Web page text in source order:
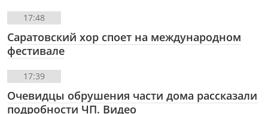
17:48
Саратовский хор споет на международном
фестивале
17:39
Очевидцы обрушения части дома рассказали
подробности ЧП. Видео